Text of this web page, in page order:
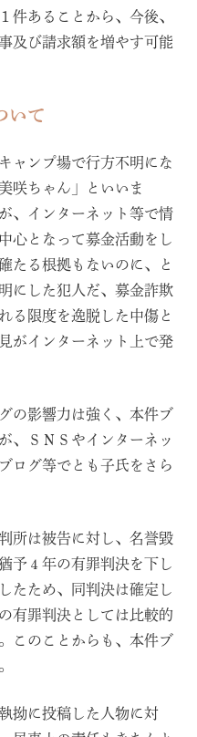
件あることから、今後、
及び請求額を増やす可能
いて
ンプ場で行方不明にな
咲ちゃん」といいま
、インターネット等で情
心となって募金活動をし
たる根拠もないのに、と
にした犯人だ、募金詐欺
る限度を逸脱した中傷と
がインターネット上で発
影響力は強く、本件ブ
、ＳＮＳやインターネッ
ログ等でとも子氏をさら
は被告に対し、名誉毀
予４年の有罪判決を下し
たため、同判決は確定し
有罪判決としては比較的
このことからも、本件ブ
に投稿した人物に対